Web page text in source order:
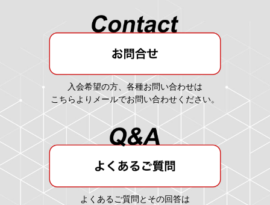
入会希望の方、各種お問い合わせは
こちらよりメールでお問い合わせください。
よくあるご質問とその回答は